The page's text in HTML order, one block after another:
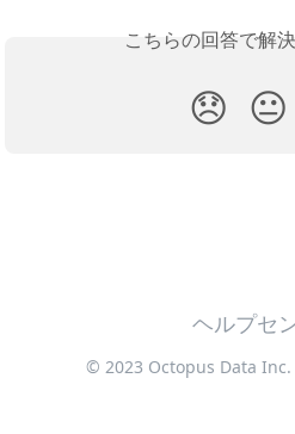
こちらの回答で解
😞 😐
ヘルプセ
© 2023 Octopus Data